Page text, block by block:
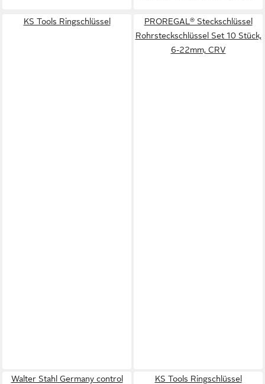
KS Tools Ringschlüssel
PROREGAL® Steckschlüssel
Rohrsteckschlüssel Set 10 Stück,
6-22mm, CRV
Walter Stahl Germany control
KS Tools Ringschlüssel